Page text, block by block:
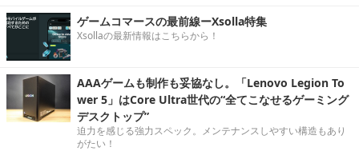
ゲームコマースの最前線ーXsolla特集
Xsollaの最新情報はこちらから！
AAAゲームも制作も妥協なし。「Lenovo Legion To
wer 5」はCore Ultra世代の“全てこなせるゲーミング
デスクトップ”
迫力を感じる強力スペック。メンテナンスしやすい構造もあり
がたい！